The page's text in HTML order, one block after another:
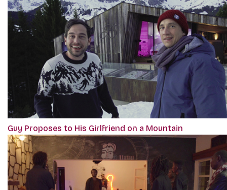
Guy Proposes to His Girlfriend on a Mountain